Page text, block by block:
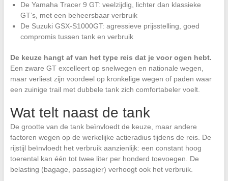
De Yamaha Tracer 9 GT: veelzijdig, lichter dan klassieke
GT’s, met een beheersbaar verbruik
De Suzuki GSX-S1000GT: agressieve prijsstelling, goed
compromis tussen tank en verbruik
De keuze hangt af van het type reis dat je voor ogen hebt.
Een zware GT excelleert op snelwegen en nationale wegen,
maar verliest zijn voordeel op kronkelige wegen of paden waar
een zuinige trail met dubbele tank zich comfortabeler voelt.
Wat telt naast de tank
De grootte van de tank beïnvloedt de keuze, maar andere
factoren wegen op de werkelijke actieradius tijdens de reis. De
rijstijl beïnvloedt het verbruik aanzienlijk: een constant hoog
toerental kan één tot twee liter per honderd toevoegen. De
belasting (bagage, passagier) verhoogt ook het verbruik.